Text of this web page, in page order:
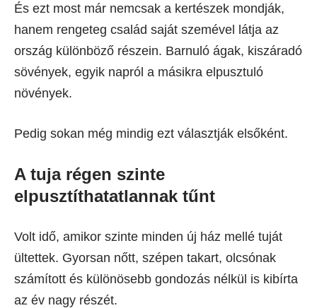
És ezt most már nemcsak a kertészek mondják,
hanem rengeteg család saját szemével látja az
ország különböző részein. Barnuló ágak, kiszáradó
sövények, egyik napról a másikra elpusztuló
növények.
Pedig sokan még mindig ezt választják elsőként.
A tuja régen szinte
elpusztíthatatlannak tűnt
Volt idő, amikor szinte minden új ház mellé tuját
ültettek. Gyorsan nőtt, szépen takart, olcsónak
számított és különösebb gondozás nélkül is kibírta
az év nagy részét.